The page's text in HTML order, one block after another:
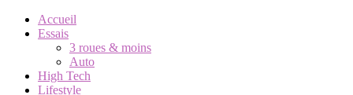
Accueil
Essais
3 roues & moins
Auto
High Tech
Lifestyle